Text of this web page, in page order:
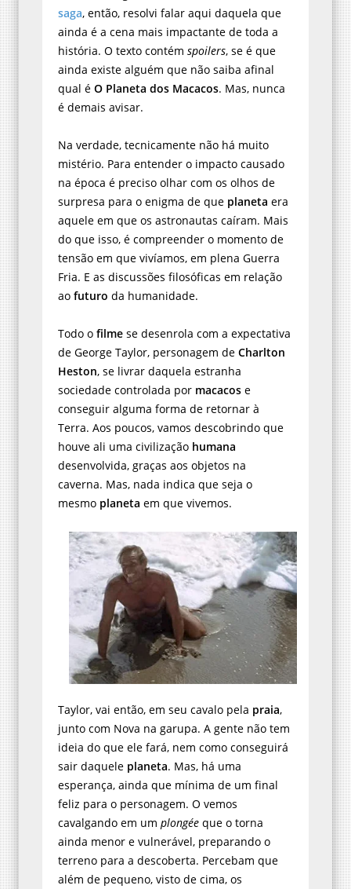
saga, então, resolvi falar aqui daquela que
ainda é a cena mais impactante de toda a
história. O texto contém spoilers, se é que
ainda existe alguém que não saiba afinal
qual é O Planeta dos Macacos. Mas, nunca
é demais avisar.
Na verdade, tecnicamente não há muito
mistério. Para entender o impacto causado
na época é preciso olhar com os olhos de
surpresa para o enigma de que planeta era
aquele em que os astronautas caíram. Mais
do que isso, é compreender o momento de
tensão em que vivíamos, em plena Guerra
Fria. E as discussões filosóficas em relação
ao futuro da humanidade.
Todo o filme se desenrola com a expectativa
de George Taylor, personagem de Charlton
Heston, se livrar daquela estranha
sociedade controlada por macacos e
conseguir alguma forma de retornar à
Terra. Aos poucos, vamos descobrindo que
houve ali uma civilização humana
desenvolvida, graças aos objetos na
caverna. Mas, nada indica que seja o
mesmo planeta em que vivemos.
Taylor, vai então, em seu cavalo pela praia,
junto com Nova na garupa. A gente não tem
ideia do que ele fará, nem como conseguirá
sair daquele planeta. Mas, há uma
esperança, ainda que mínima de um final
feliz para o personagem. O vemos
cavalgando em um plongée que o torna
ainda menor e vulnerável, preparando o
terreno para a descoberta. Percebam que
além de pequeno, visto de cima, os